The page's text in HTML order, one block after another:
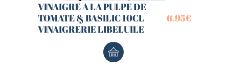
VINAIGRE A LA PULPE DE
TOMATE & BASILIC 10CL
VINAIGRERIE LIBELUILE
6,95€